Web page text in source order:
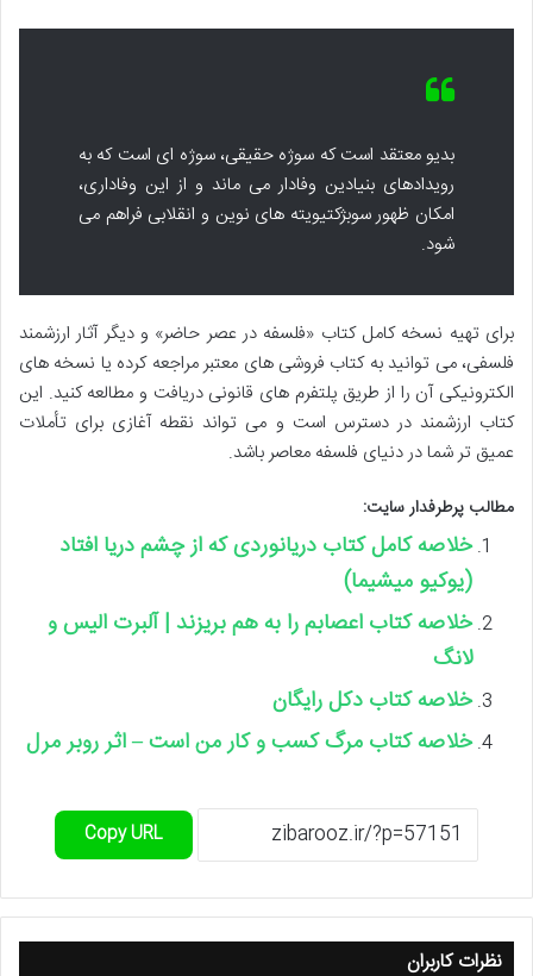
بدیو معتقد است که سوژه حقیقی، سوژه ای است که به
رویدادهای بنیادین وفادار می ماند و از این وفاداری،
امکان ظهور سوبژکتیویته های نوین و انقلابی فراهم می
شود.
برای تهیه نسخه کامل کتاب «فلسفه در عصر حاضر» و دیگر آثار ارزشمند
فلسفی، می توانید به کتاب فروشی های معتبر مراجعه کرده یا نسخه های
الکترونیکی آن را از طریق پلتفرم های قانونی دریافت و مطالعه کنید. این
کتاب ارزشمند در دسترس است و می تواند نقطه آغازی برای تأملات
عمیق تر شما در دنیای فلسفه معاصر باشد.
مطالب پرطرفدار سایت:
خلاصه کامل کتاب دریانوردی که از چشم دریا افتاد
(یوکیو میشیما)
خلاصه کتاب اعصابم را به هم بریزند | آلبرت الیس و
لانگ
خلاصه کتاب دکل رایگان
خلاصه کتاب مرگ کسب و کار من است – اثر روبر مرل
Copy URL
نظرات کاربران